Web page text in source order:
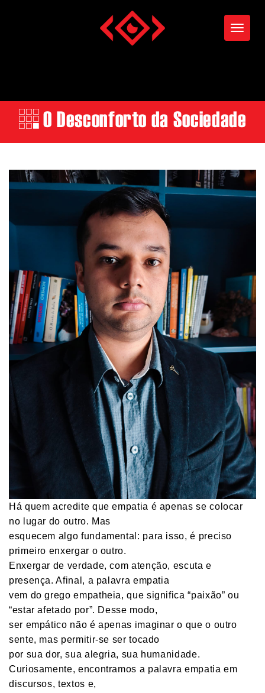
O Desconforto da Sociedade
Há quem acredite que empatia é apenas se colocar
no lugar do outro. Mas
esquecem algo fundamental: para isso, é preciso
primeiro enxergar o outro.
Enxergar de verdade, com atenção, escuta e
presença. Afinal, a palavra empatia
vem do grego empatheia, que significa “paixão” ou
“estar afetado por”. Desse modo,
ser empático não é apenas imaginar o que o outro
sente, mas permitir-se ser tocado
por sua dor, sua alegria, sua humanidade.
Curiosamente, encontramos a palavra empatia em
discursos, textos e,